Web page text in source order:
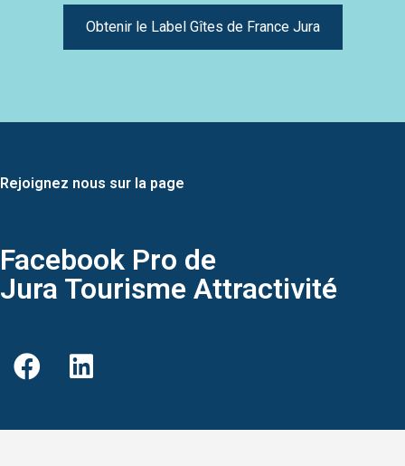
Obtenir le Label Gîtes de France Jura
Rejoignez nous sur la page
Facebook Pro de
Jura Tourisme Attractivité